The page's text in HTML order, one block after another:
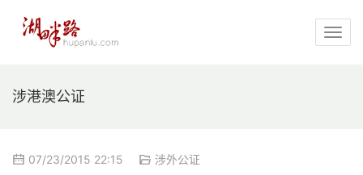
涉港澳公证
07/23/2015 22:15 涉外公证